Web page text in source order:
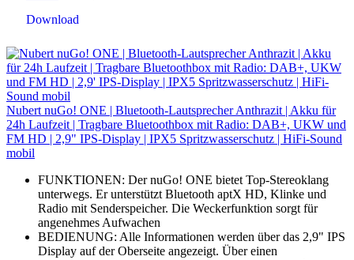
Download
Nubert nuGo! ONE | Bluetooth-Lautsprecher Anthrazit | Akku für
24h Laufzeit | Tragbare Bluetoothbox mit Radio: DAB+, UKW und
FM HD | 2,9" IPS-Display | IPX5 Spritzwasserschutz | HiFi-Sound
mobil
FUNKTIONEN: Der nuGo! ONE bietet Top-Stereoklang
unterwegs. Er unterstützt Bluetooth aptX HD, Klinke und
Radio mit Senderspeicher. Die Weckerfunktion sorgt für
angenehmes Aufwachen
BEDIENUNG: Alle Informationen werden über das 2,9" IPS
Display auf der Oberseite angezeigt. Über einen